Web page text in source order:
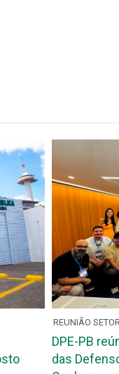
REUNIÃO
DPE-PB
das